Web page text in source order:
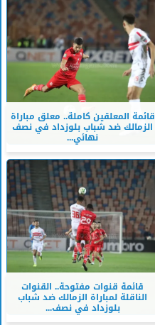
قائمة المعلقين كاملة.. معلق مباراة
الزمالك ضد شباب بلوزداد في نصف
نهائي...
قائمة قنوات مفتوحة.. القنوات
الناقلة لمباراة الزمالك ضد شباب
بلوزداد في نصف...